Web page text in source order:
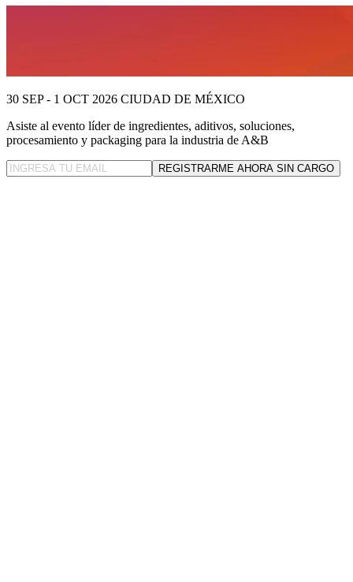
30 SEP - 1 OCT 2026 CIUDAD DE MÉXICO
Asiste al evento líderde ingredientes, aditivos, soluciones,
procesamiento y packaging para la industria de A&B
REGISTRARME AHORA SIN CARGO